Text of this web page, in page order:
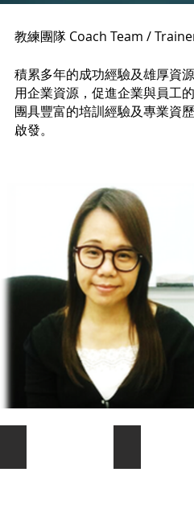
教練團隊 Coach Team /
積累多年的成功經驗及雄厚資
用企業資源，促進企業與員工
團具豐富的培訓經驗及專業資
啟發。